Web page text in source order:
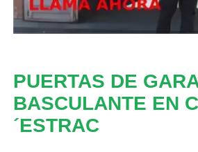
PUERTAS DE
BASCULANTE EN
´ESTRAC